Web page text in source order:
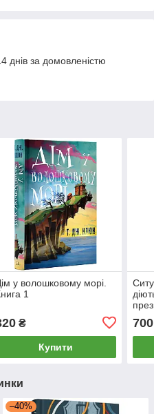
днів за домовленістю
у волошковому морі.
1
₴
Купити
700
–40%